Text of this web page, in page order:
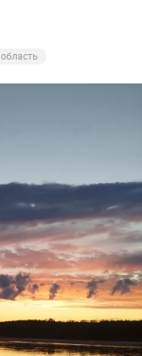
них я не
волшебный!
от рыболовного
впечатления!